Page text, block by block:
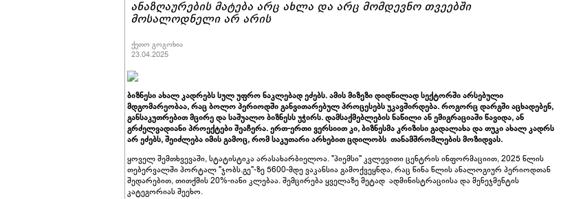
ანაზღაურების მატება არც ახლა და არც მომდევნო თვეებში
მოსალოდნელი არ არის
ქეთო გოგოხია
23.04.2025
ბიზნესი ახალ კადრებს სულ უფრო ნაკლებად ეძებს. ამის მიზეზი დიდწილად სექტორში არსებული
მდგომარეობაა, რაც ბოლო პერიოდში განვითარებულ პროცესებს უკავშირდება. როგორც დარგში აცხადებენ,
განსაკუთრებით მცირე და საშუალო ბიზნესს უჭირს. დამსაქმებლების ნაწილი ან ემიგრაციაში წავიდა, ან
გრძელვადიანი პროექტები შეაჩერა. ერთ-ერთი ვერსიით კი, ბიზნესმა კრიზისი გადალახა და თუკი ახალ კადრს
არ ეძებს, შეიძლება იმის გამოც, რომ საკუთარი არხებით ცდილობს თანამშრომლების მოზიდვას.
ყოველ შემთხვევაში, სტატისტიკა არასახარბიელოა. "პიემსი" კვლევითი ცენტრის ინფორმაციით, 2025 წლის
თებერვალში პორტალ "ჯობს.გე"-ზე 5600-მდე ვაკანსია გამოქვეყნდა, რაც წინა წლის ანალოგიურ პერიოდთან
შედარებით, თითქმის 20%-იანი კლებაა. შემცირება ყველაზე მეტად ადმინისტრაციისა და მენეჯმენტის
კატეგორიას შეეხო.